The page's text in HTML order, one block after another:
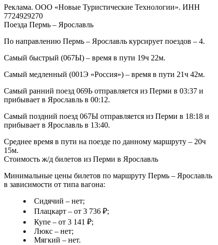
Реклама. ООО «Новые Туристические Технологии». ИНН
7724929270
Поезда Пермь – Ярославль
По направлению Пермь – Ярославль курсирует поездов – 4.
Самый быстрый (067Ы) – время в пути 19ч 22м.
Самый медленный (001Э «Россия») – время в пути 21ч 42м.
Самый ранний поезд 069Ь отправляется из Перми в 03:37 и
прибывает в Ярославль в 00:12.
Самый поздний поезд 067Ы отправляется из Перми в 18:18 и
прибывает в Ярославль в 13:40.
Среднее время в пути на поезде по данному маршруту – 20ч
15м.
Стоимость ж/д билетов из Перми в Ярославль
Минимальные цены билетов по маршруту Пермь – Ярославль
в зависимости от типа вагона:
Сидячий – нет;
Плацкарт – от 3 736 ₽;
Купе – от 3 141 ₽;
Люкс – нет;
Мягкий – нет.